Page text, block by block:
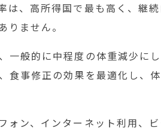
は、高所得国で最も高く、継
りません。
一般的に中程度の体重減少に
食事修正の効果を最適化し、
ン、インターネット利用、ビ